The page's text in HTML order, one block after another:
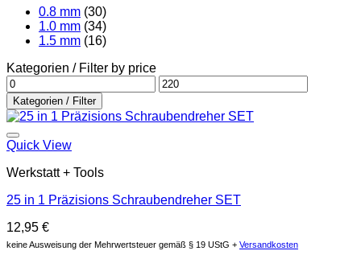
0.8 mm (30)
1.0 mm (34)
1.5 mm (16)
Kategorien / Filter by price
Min
price
Max
price
Kategorien / Filter
Quick View
Werkstatt + Tools
25 in 1 Präzisions Schraubendreher SET
12,95 €
keine Ausweisung der Mehrwertsteuer gemäß § 19 UStG + Versandkosten